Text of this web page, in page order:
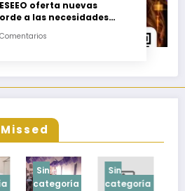
oferta nuevas
a las necesidades
Sin
categoría
Sin
categoría